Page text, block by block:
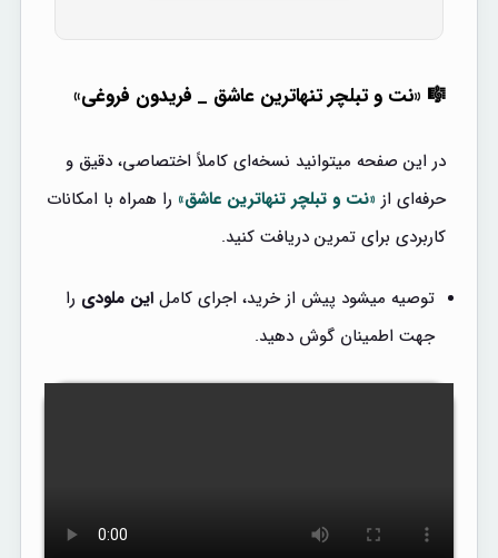
🎼 «نت و تبلچر تنهاترین عاشق _ فریدون فروغی»
در این صفحه میتوانید نسخه‌ای کاملاً اختصاصی، دقیق و
حرفه‌ای از «نت و تبلچر تنهاترین عاشق» را همراه با امکانات
کاربردی برای تمرین دریافت کنید.
توصیه میشود پیش از خرید، اجرای کامل این ملودی را
جهت اطمینان گوش دهید.